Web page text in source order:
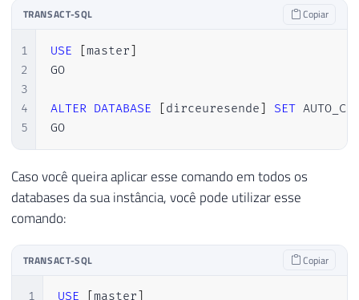
TRANSACT-SQL Copiar
1
2
3
4
5
USE [master]
GO
ALTER DATABASE [dirceuresende] SET
GO
Caso você queira aplicar esse comando em todos os
databases da sua instância, você pode utilizar esse
comando:
TRANSACT-SQL Copiar
1 USE master